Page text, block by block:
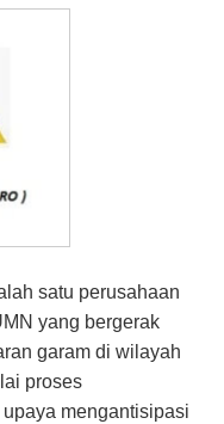
satu perusahaan
yang bergerak
garam di wilayah
proses
mengantisipasi